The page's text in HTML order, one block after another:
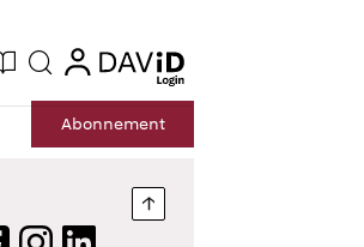
Suche login
Abonnement
Nach oben springen
Instagram
LinkedIn